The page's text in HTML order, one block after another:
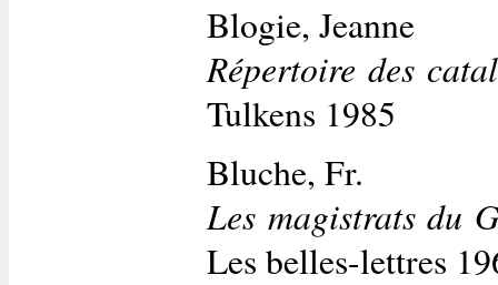
Blogie, Jeanne
Répertoire des
Tulkens 1985
Bluche, Fr.
Les magistrats du
Les belles-lettres